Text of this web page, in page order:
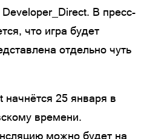
В пресс-
что игра будет
отдельно чуть
начнётся 25 января в
времени.
можно будет на